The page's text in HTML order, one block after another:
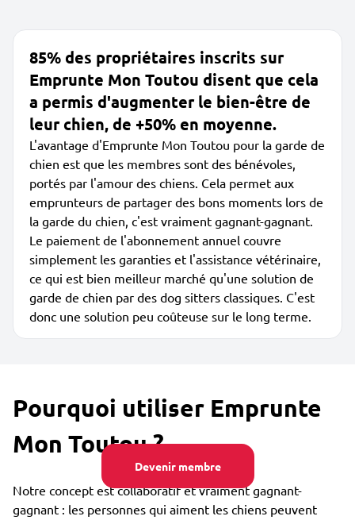
Devenir membre
85% des propriétaires inscrits sur
Emprunte Mon Toutou disent que cela
a permis d'augmenter le bien-être de
leur chien, de +50% en moyenne.
L'avantage d'Emprunte Mon Toutou pour la garde de
chien est que les membres sont des bénévoles,
portés par l'amour des chiens. Cela permet aux
emprunteurs de partager des bons moments lors de
la garde du chien, c'est vraiment gagnant-gagnant.
Le paiement de l'abonnement annuel couvre
simplement les garanties et l'assistance vétérinaire,
ce qui est bien meilleur marché qu'une solution de
garde de chien par des dog sitters classiques. C'est
donc une solution peu coûteuse sur le long terme.
Pourquoi utiliser Emprunte
Mon Toutou ?
Notre concept est collaboratif et vraiment gagnant-
gagnant : les personnes qui aiment les chiens peuvent